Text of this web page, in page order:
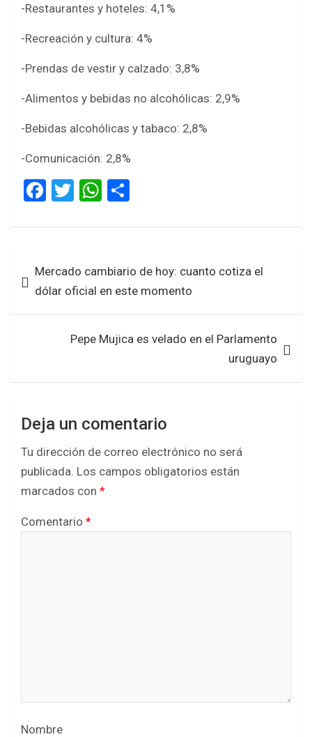
-Restaurantes y hoteles: 4,1%
-Recreación y cultura: 4%
-Prendas de vestir y calzado: 3,8%
-Alimentos y bebidas no alcohólicas: 2,9%
-Bebidas alcohólicas y tabaco: 2,8%
-Comunicación: 2,8%
F
ce
o
o
k
T
tt
W
at
A
p
p
ar
de Mercado cambiario de hoy: cuanto cotiza el
dólar oficial en este momento
Pepe Mujica es velado en el Parlamento
uruguayo
Deja un comentario
Tu dirección de correo electrónico no será
publicada. Los campos obligatorios están
marcados con *
Comentario *
Nombre